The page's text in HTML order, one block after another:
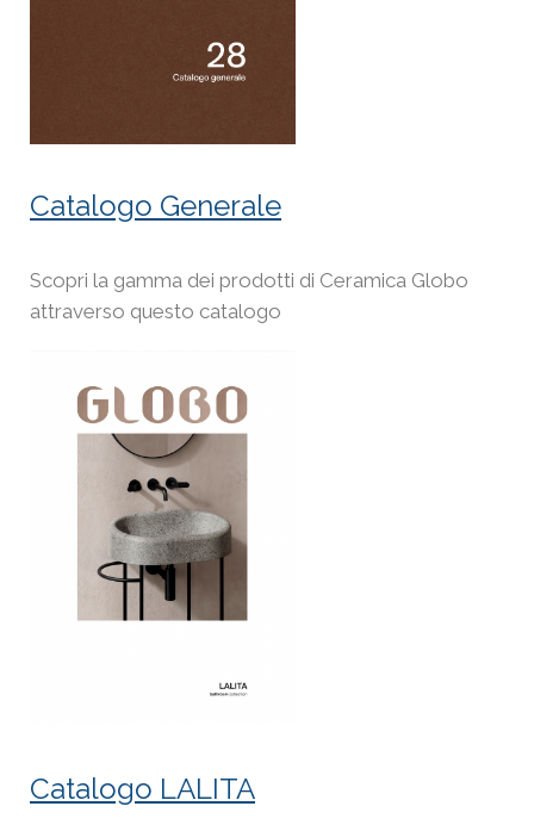
Catalogo Generale
Scopri la gamma dei prodotti di Ceramica Globo
attraverso questo catalogo
Catalogo LALITA